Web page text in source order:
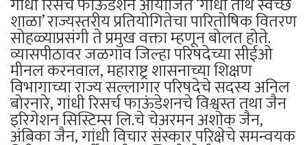
गांधी रिसर्च फाऊंडेशन आयोजित ‘गांधी तीर्थ स्वच्छ
शाळा’ राज्यस्तरीय प्रतियोगितेचा पारितोषिक वितरण
सोहळ्याप्रसंगी ते प्रमुख वक्ता म्हणून बोलत होते.
व्यासपीठावर जळगाव जिल्हा परिषदेच्या सीईओ
मीनल करनवाल, महाराष्ट्र शासनाच्या शिक्षण
विभागाच्या राज्य सल्लागार परिषदेचे सदस्य अनिल
बोरनारे, गांधी रिसर्च फाऊंडेशनचे विश्वस्त तथा जैन
इरिगेशन सिस्टिम्स लि.चे चेअरमन अशोक जैन,
अंबिका जैन, गांधी विचार संस्कार परिक्षेचे समन्वयक